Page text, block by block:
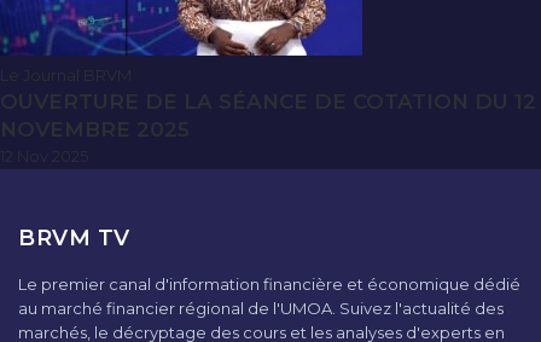
Le Journal BRVM
OUVERTURE DE LA SÉANCE DE COTATION DU 12
NOVEMBRE 2025
BRVM TV
Le premier canal d'information financière et économique dédié
au marché financier régional de l'UMOA. Suivez l'actualité des
marchés, le décryptage des cours et les analyses d'experts en